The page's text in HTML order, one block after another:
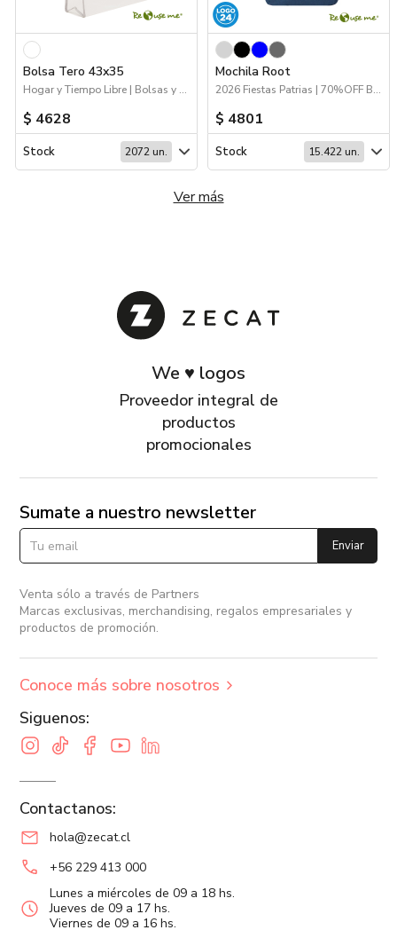
Bolsa Tero 43x35
Hogar y Tiempo Libre | Bolsas y Tote Bags | Sustentables
$ 4628
Stock 2072 un.
Mochila Root
2026 Fiestas Patrias | 70%OFF Bolsos y Mochilas | Bolsos y Mochilas | Logo 24hs | Sustentables
$ 4801
Stock 15.422 un.
Ver más
We ♥ logos
Proveedor integral de
productos
promocionales
Sumate a nuestro newsletter
Enviar
Venta sólo a través de Partners
Marcas exclusivas, merchandising, regalos empresariales y
productos de promoción.
Conoce más sobre nosotros
Siguenos:
Contactanos:
hola@zecat.cl
+56 229 413 000
Lunes a miércoles de 09 a 18 hs.
Jueves de 09 a 17 hs.
Viernes de 09 a 16 hs.